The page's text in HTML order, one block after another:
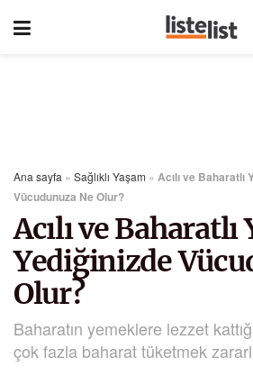
Ana sayfa » Sağlıklı Yaşam » Acılı ve
Vücudunuza Ne Olur?
Acılı ve
Yediğinizde
Olur?
Baharatın yemeklere lezzet
çok fazla baharat tüketmek